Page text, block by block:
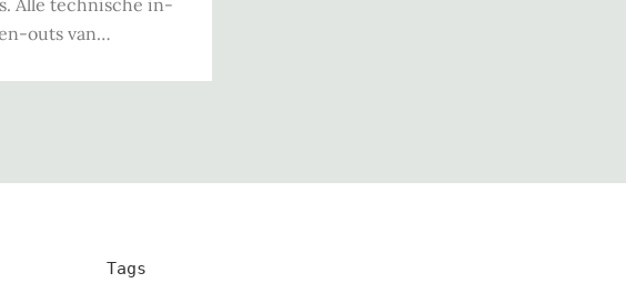
Alle technische in-
outs van…
Tags